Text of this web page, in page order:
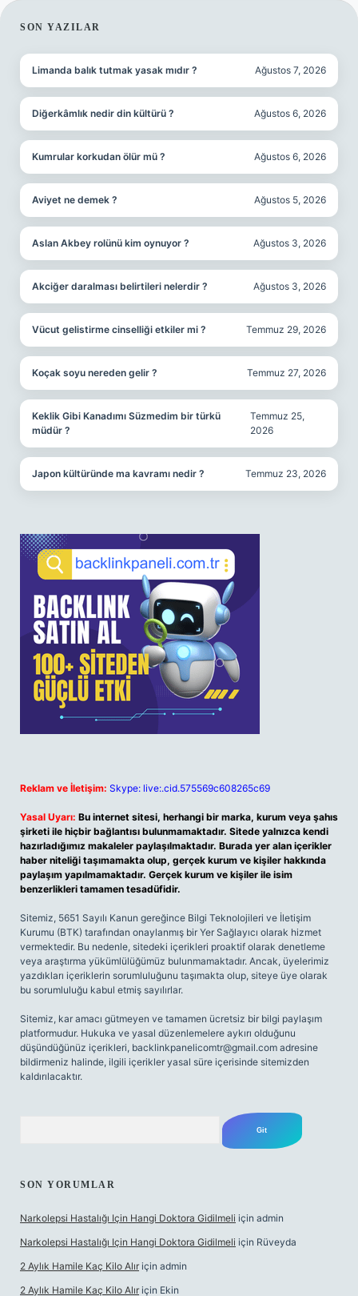
SIDEBAR
SON YAZILAR
Limanda balık tutmak yasak mıdır ? Ağustos 7, 2026
Diğerkâmlık nedir din kültürü ? Ağustos 6, 2026
Kumrular korkudan ölür mü ? Ağustos 6, 2026
Aviyet ne demek ? Ağustos 5, 2026
Aslan Akbey rolünü kim oynuyor ? Ağustos 3, 2026
Akciğer daralması belirtileri nelerdir ? Ağustos 3, 2026
Vücut gelistirme cinselliği etkiler mi ? Temmuz 29, 2026
Koçak soyu nereden gelir ? Temmuz 27, 2026
Keklik Gibi Kanadımı Süzmedim bir türkü
müdür ?
Temmuz 25,
2026
Japon kültüründe ma kavramı nedir ? Temmuz 23, 2026
Reklam ve İletişim: Skype: live:.cid.575569c608265c69
Yasal Uyarı: Bu internet sitesi, herhangi bir marka, kurum veya şahıs
şirketi ile hiçbir bağlantısı bulunmamaktadır. Sitede yalnızca kendi
hazırladığımız makaleler paylaşılmaktadır. Burada yer alan içerikler
haber niteliği taşımamakta olup, gerçek kurum ve kişiler hakkında
paylaşım yapılmamaktadır. Gerçek kurum ve kişiler ile isim
benzerlikleri tamamen tesadüfidir.
Sitemiz, 5651 Sayılı Kanun gereğince Bilgi Teknolojileri ve İletişim
Kurumu (BTK) tarafından onaylanmış bir Yer Sağlayıcı olarak hizmet
vermektedir. Bu nedenle, sitedeki içerikleri proaktif olarak denetleme
veya araştırma yükümlülüğümüz bulunmamaktadır. Ancak, üyelerimiz
yazdıkları içeriklerin sorumluluğunu taşımakta olup, siteye üye olarak
bu sorumluluğu kabul etmiş sayılırlar.
Sitemiz, kar amacı gütmeyen ve tamamen ücretsiz bir bilgi paylaşım
platformudur. Hukuka ve yasal düzenlemelere aykırı olduğunu
düşündüğünüz içerikleri, backlinkpanelicomtr@gmail.com adresine
bildirmeniz halinde, ilgili içerikler yasal süre içerisinde sitemizden
kaldırılacaktır.
SON YORUMLAR
Narkolepsi Hastalığı Için Hangi Doktora Gidilmeli için admin
Narkolepsi Hastalığı Için Hangi Doktora Gidilmeli için Rüveyda
2 Aylık Hamile Kaç Kilo Alır için admin
2 Aylık Hamile Kaç Kilo Alır için Ekin